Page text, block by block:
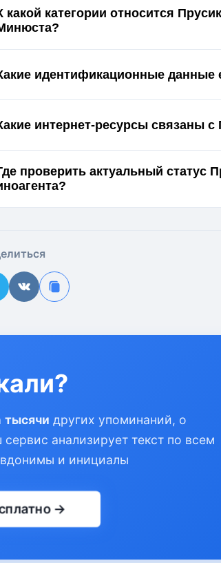
какой категории относится
идентификационные
интернет-ресурсы связаны
проверить актуальный статус
тысячи других упоминаний, о
анализирует текст по всем
и инициалы
→